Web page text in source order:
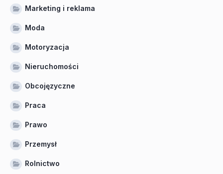
Marketing i reklama
Moda
Motoryzacja
Nieruchomości
Obcojęzyczne
Praca
Prawo
Przemysł
Rolnictwo